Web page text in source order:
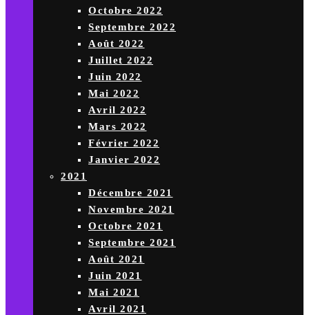
Octobre 2022
Septembre 2022
Août 2022
Juillet 2022
Juin 2022
Mai 2022
Avril 2022
Mars 2022
Février 2022
Janvier 2022
2021
Décembre 2021
Novembre 2021
Octobre 2021
Septembre 2021
Août 2021
Juin 2021
Mai 2021
Avril 2021